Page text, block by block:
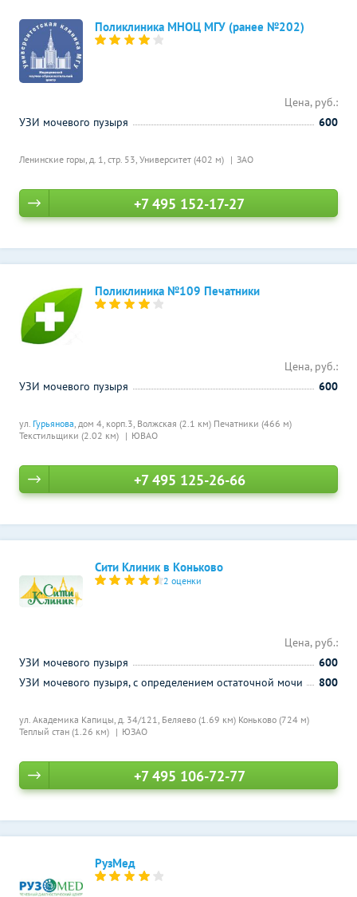
Поликлиника МНОЦ МГУ (ранее №202)
Ленинские горы, д. 1, стр. 53, Университет (402 м) ЗАО
Цена, руб.:
УЗИ мочевого пузыря
600
+7 495 152-17-27
Поликлиника №109 Печатники
ул. Гурьянова, дом 4, корп.3, Волжская (2.1 км) Печатники (466 м)
Текстильщики (2.02 км)
ЮВАО
Цена, руб.:
УЗИ мочевого пузыря
600
+7 495 125-26-66
Сити Клиник в Коньково
2 оценки
ул. Академика Капицы, д. 34/121, Беляево (1.69 км) Коньково (724 м)
Теплый стан (1.26 км)
ЮЗАО
Цена, руб.:
УЗИ мочевого пузыря
600
УЗИ мочевого пузыря, с определением остаточной мочи
800
+7 495 106-72-77
РузМед